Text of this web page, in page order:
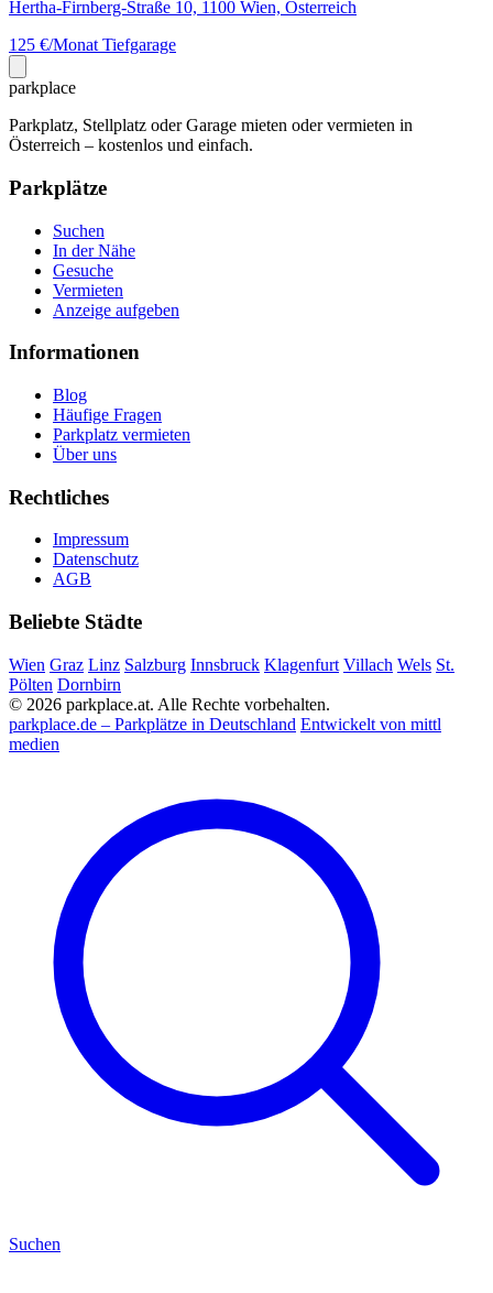
Hertha-Firnberg-Straße 10, 1100 Wien, Österreich
125 €/Monat Tiefgarage
parkplace
Parkplatz, Stellplatz oder Garage mieten oder vermieten in
Österreich – kostenlos und einfach.
Parkplätze
Suchen
In der Nähe
Gesuche
Vermieten
Anzeige aufgeben
Informationen
Blog
Häufige Fragen
Parkplatz vermieten
Über uns
Rechtliches
Impressum
Datenschutz
AGB
Beliebte Städte
Wien Graz Linz Salzburg Innsbruck Klagenfurt Villach Wels St.
Pölten Dornbirn
© 2026 parkplace.at. Alle Rechte vorbehalten.
parkplace.de – Parkplätze in Deutschland Entwickelt von mittl
medien
Suchen